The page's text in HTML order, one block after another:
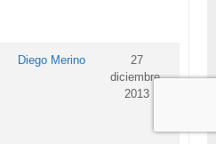
Diego Merino
27
diciembre,
2013